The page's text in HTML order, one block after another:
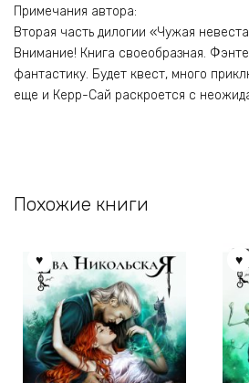
Примечания автора:
Вторая часть дилогии «Чужая
Внимание! Книга своеобразная.
фантастику. Будет квест, много
еще и Керр-Сай раскроется с
Похожие книги